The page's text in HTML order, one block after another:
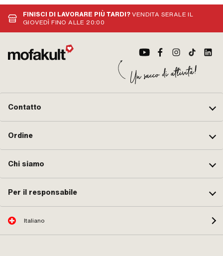
tra i fori di uscita: 42 mm
FINISCI DI LAVORARE PIÙ TARDI?VENDITA SERALE IL
GIOVEDÌ FINO ALLE 20:00
Contatto
Ordine
Chi siamo
Per il responsabile
Italiano